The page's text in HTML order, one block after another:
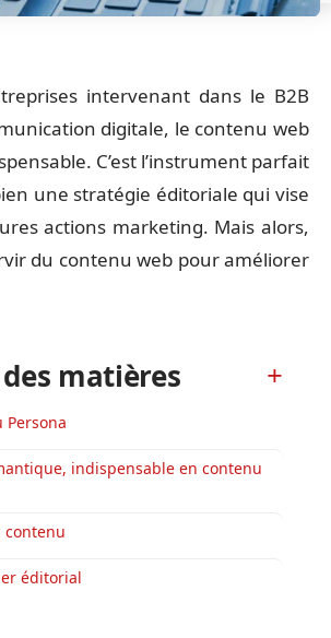
intervenant dans le B2B
digitale, le contenu web
C’est l’instrument parfait
une stratégie éditoriale qui vise
actions marketing. Mais alors,
du contenu web pour améliorer
matières
Persona
indispensable en contenu
contenu
éditorial